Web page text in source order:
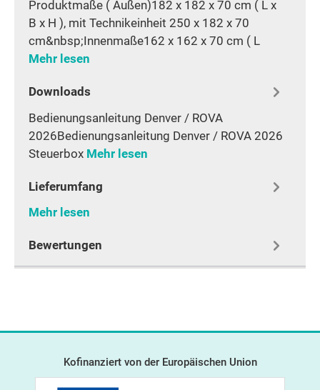
Produktmaße ( Außen)182 x 182 x 70 cm ( L x
B x H ), mit Technikeinheit 250 x 182 x 70
cm&nbsp;Innenmaße162 x 162 x 70 cm ( L
Mehr lesen
Downloads
Bedienungsanleitung Denver / ROVA
2026Bedienungsanleitung Denver / ROVA 2026
Steuerbox Mehr lesen
Lieferumfang
Mehr lesen
Bewertungen
Kofinanziert von der Europäischen Union